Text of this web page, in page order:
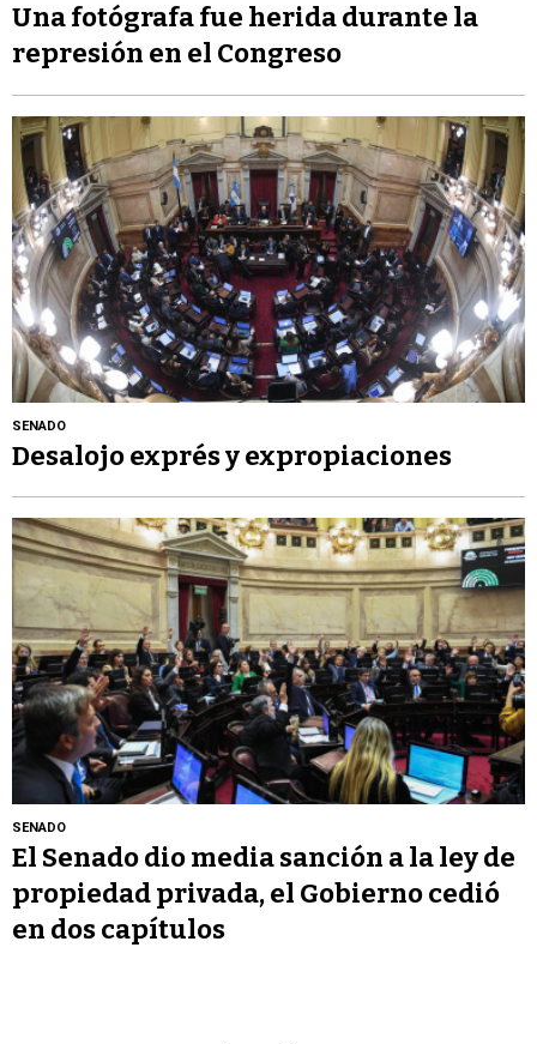
Una fotógrafa fue herida durante la
represión en el Congreso
SENADO
Desalojo exprés y expropiaciones
SENADO
El Senado dio media sanción a la ley de
propiedad privada, el Gobierno cedió
en dos capítulos